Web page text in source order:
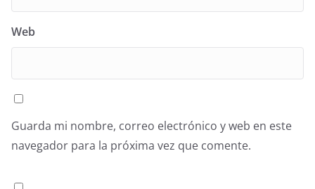
Web
Guarda mi nombre, correo electrónico y web en este
navegador para la próxima vez que comente.